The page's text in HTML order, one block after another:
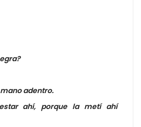
adentro.
ahí, porque la metí ahí